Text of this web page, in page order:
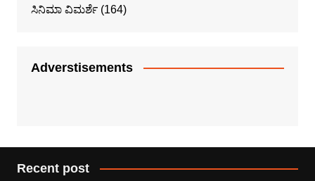
ಸಿನಿಮಾ ವಿಮರ್ಶೆ(164)
Adverstisements
Recent post